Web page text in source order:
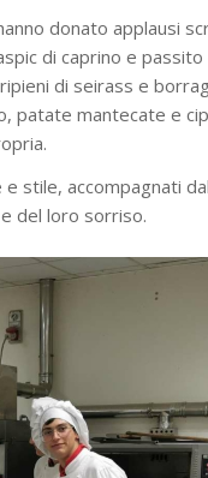
donato applausi
di caprino e
di seirass e
patate mantecate e
stile, accompagnati
del loro sorriso.